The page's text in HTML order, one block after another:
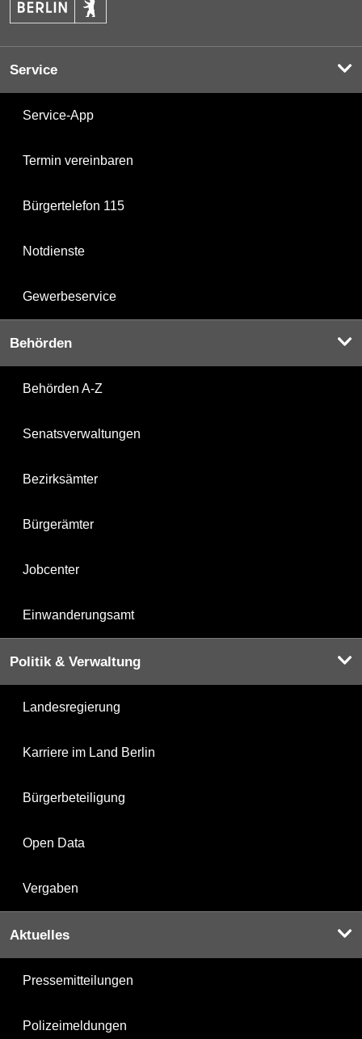
Service
Service-App
Termin vereinbaren
Bürgertelefon 115
Notdienste
Gewerbeservice
Behörden
Behörden A-Z
Senatsverwaltungen
Bezirksämter
Bürgerämter
Jobcenter
Einwanderungsamt
Politik & Verwaltung
Landesregierung
Karriere im Land Berlin
Bürgerbeteiligung
Open Data
Vergaben
Aktuelles
Pressemitteilungen
Polizeimeldungen